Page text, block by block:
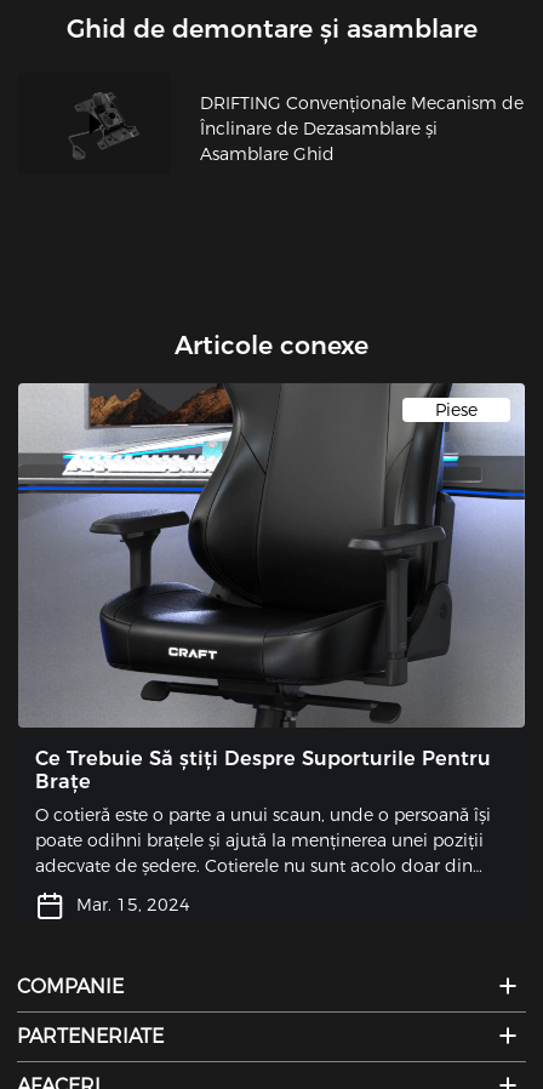
Ghid de demontare și asamblare
DRIFTING Convenționale Mecanism de
Înclinare de Dezasamblare și
Asamblare Ghid
Articole conexe
Piese
Ce Trebuie Să știți Despre Suporturile Pentru
Brațe
O cotieră este o parte a unui scaun, unde o persoană își
poate odihni brațele și ajută la menținerea unei poziții
adecvate de ședere. Cotierele nu sunt acolo doar din
motive estetice; ele joacă un rol semnificativ în
asigurarea unei ergonomii adecvate și a confortului
timpul perioadelor lungi de ședere. Acest sprijin poate
face o mare diferență, în special pentru cei care petrec
ore întregi la birou sau în fața unui computer.
Mar. 15, 2024
COMPANIE
PARTENERIATE